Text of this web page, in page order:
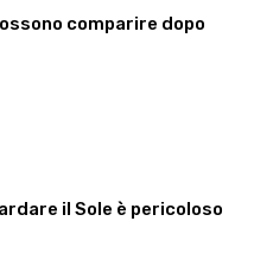
comparire dopo
il Sole è pericoloso